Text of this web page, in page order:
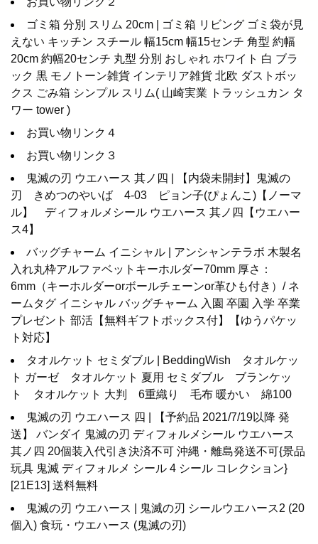
ゴミ箱 分別 スリム 20cm | ゴミ箱 リビング ゴミ袋が見
えない キッチン スチール 幅15cm 幅15センチ 角型 約幅
20cm 約幅20センチ 丸型 分別 おしゃれ ホワイト 白 ブラ
ック 黒 モノトーン雑貨 インテリア雑貨 北欧 ダストボッ
クス ごみ箱 シンプル スリム( 山崎実業 トラッシュカン タ
ワー tower )
お買い物リンク４
お買い物リンク３
鬼滅の刃 ウエハース 其ノ四 | 【内袋未開封】鬼滅の
刃 きめつのやいば 4-03 ピョン子(ぴょんこ)【ノーマ
ル】 ディフォルメシール ウエハース 其ノ四【ウエハー
ス4】
バッグチャーム イニシャル | アンシャンテラボ 木製名
入れ丸枠アルファベットキーホルダー70mm 厚さ：
6mm（キーホルダーorボールチェーンor革ひも付き）/ ネ
ームタグ イニシャル バッグチャーム 入園 卒園 入学 卒業
プレゼント 部活【無料ギフトボックス付】【ゆうパケッ
ト対応】
タオルケット セミダブル | BeddingWish タオルケッ
ト ガーゼ タオルケット 夏用 セミダブル ブランケッ
ト タオルケット 大判 6重織り 毛布 暖かい 綿100
鬼滅の刃 ウエハース 四 | 【予約品 2021/7/19以降 発
送】 バンダイ 鬼滅の刃 ディフォルメシール ウエハース
其ノ四 20個装入代引き決済不可 沖縄・離島発送不可{景品
玩具 鬼滅 ディフォルメ シール 4 シール コレクション}
[21E13] 送料無料
鬼滅の刃 ウエハース | 鬼滅の刃 シールウエハース2 (20
個入) 食玩・ウエハース (鬼滅の刃)